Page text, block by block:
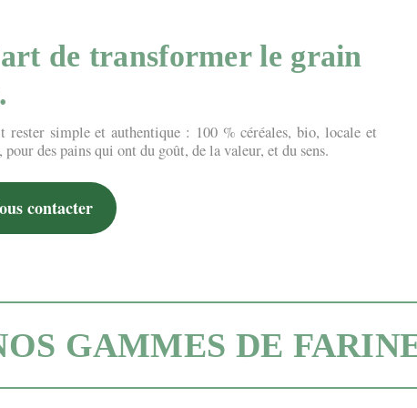
de transformer le grain
simple et authentique : 100 % céréales, bio, locale et
des pains qui ont du goût, de la valeur, et du sens.
contacter
GAMMES DE